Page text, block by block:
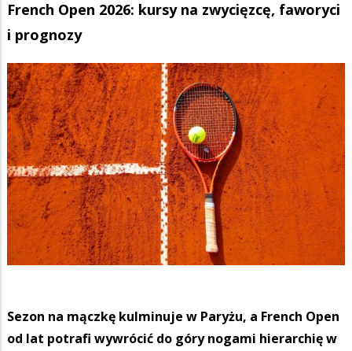
French Open 2026: kursy na zwycięzcę, faworyci
i prognozy
Sezon na mączkę kulminuje w Paryżu, a French Open
od lat potrafi wywrócić do góry nogami hierarchię w